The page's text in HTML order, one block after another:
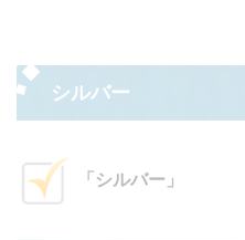
シルバー
「シルバー」